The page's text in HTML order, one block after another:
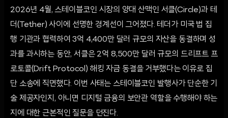
2026년 4월, 스테이블코인 시장의 양대 산맥인 서클(Circle)과 테
더(Tether) 사이에 선명한 경계선이 그어졌다. 테더가 미국 법 집
행 기관과 협력하여 3억 4,400만 달러 규모의 자산을 동결하며 성
과를 과시하는 동안, 서클은 2억 8,500만 달러 규모의 드리프트 프
로토콜(Drift Protocol) 해킹 자금 동결을 거부했다는 이유로 집
단 소송에 직면했다. 이번 사태는 스테이블코인 발행사가 단순한 기
술 제공자인지, 아니면 디지털 금융의 보안관 역할을 수행해야 하는
지에 대한 근본적인 질문을 던진다.